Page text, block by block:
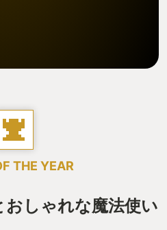
THE YEAR
しゃれな魔法使い